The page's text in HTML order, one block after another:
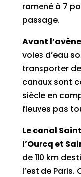
ramené à 7
passage.
Avant
voies d’eau
transporter
canaux sont
siècle en
fleuves pas
Le canal
l’Ourcq et
de 110 km
l’est de